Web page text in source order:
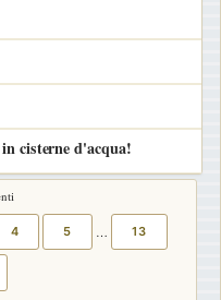
cisterne d'acqua!
4 5 … 13